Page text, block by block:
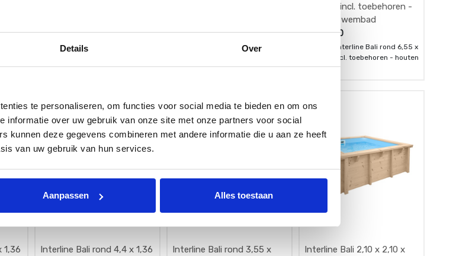
Details Over
te personaliseren, om functies voor social media te bieden en om ons
informatie over uw gebruik van onze site met onze partners voor social
kunnen deze gegevens combineren met andere informatie die u aan ze heeft
van uw gebruik van hun services.
Aanpassen Alles toestaan
€9.749,00
[006793] Interline Bali ovaal 8,4 x
houten zwembad
€7.429,00
[006792] Interline Bali ovaal 6,4 x
houten zwembad
1,36 m - incl. toebehoren -
houten zwembad
€7.139,00
[006791] Interline Bali rond 6,55 x
1,36 m - incl. toebehoren - houten
zwembad
1,36
Interline Bali rond 4,4 x 1,36
Interline Bali rond 3,55 x
Interline Bali 2,10 x 2,10 x